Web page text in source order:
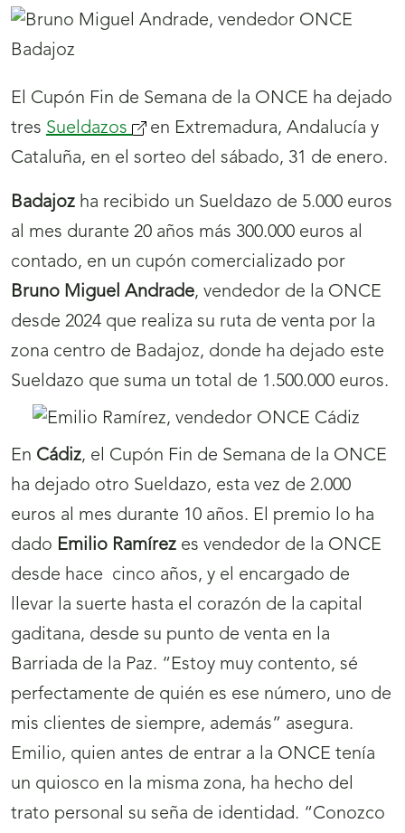
El Cupón Fin de Semana de la ONCE ha dejado
tres Sueldazos (se
abrirá
en Extremadura, Andalucía y
Cataluña, en el sorteo del sábado, 31 de enero.
Badajoz ha recibido un Sueldazo de 5.000 euros
al mes durante 20 años más 300.000 euros al
contado, en un cupón comercializado por
Bruno Miguel Andrade, vendedor de la ONCE
desde 2024 que realiza su ruta de venta por la
zona centro de Badajoz, donde ha dejado este
Sueldazo que suma un total de 1.500.000 euros.
En Cádiz, el Cupón Fin de Semana de la ONCE
ha dejado otro Sueldazo, esta vez de 2.000
euros al mes durante 10 años. El premio lo ha
dado Emilio Ramírez es vendedor de la ONCE
desde hace cinco años, y el encargado de
llevar la suerte hasta el corazón de la capital
gaditana, desde su punto de venta en la
Barriada de la Paz. “Estoy muy contento, sé
perfectamente de quién es ese número, uno de
mis clientes de siempre, además” asegura.
Emilio, quien antes de entrar a la ONCE tenía
un quiosco en la misma zona, ha hecho del
trato personal su seña de identidad. “Conozco